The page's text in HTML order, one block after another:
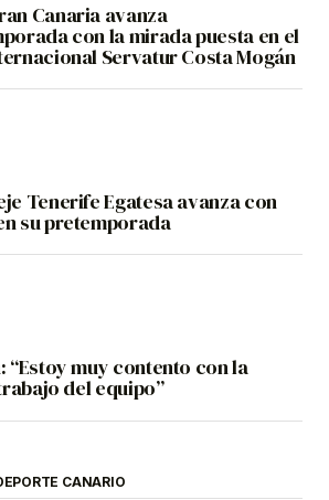
Canaria avanza
con la mirada puesta en el
Servatur Costa Mogán
Tenerife Egatesa avanza con
su pretemporada
“Estoy muy contento con la
del equipo”
CANARIO